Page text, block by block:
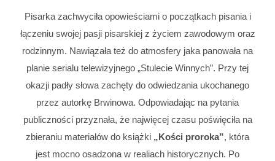
Pisarka zachwyciła opowieściami o początkach pisania i
łączeniu swojej pasji pisarskiej z życiem zawodowym oraz
rodzinnym. Nawiązała też do atmosfery jaka panowała na
planie serialu telewizyjnego „Stulecie Winnych”. Przy tej
okazji padły słowa zachęty do odwiedzania ukochanego
przez autorkę Brwinowa. Odpowiadając na pytania
publiczności przyznała, że najwięcej czasu poświęciła na
zbieraniu materiałów do książki „Kości proroka”, która
jest mocno osadzona w realiach historycznych. Po